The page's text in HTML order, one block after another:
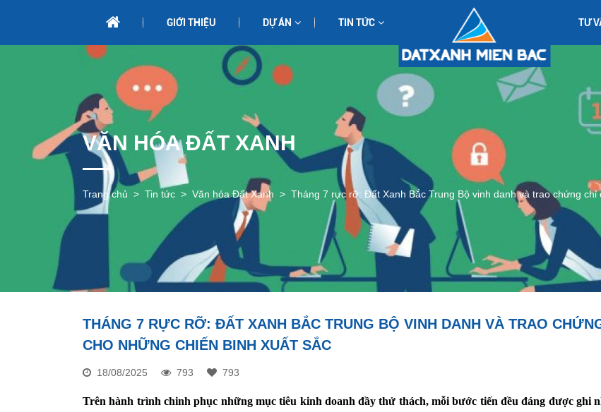
GIỚI THIỆU DỰ ÁN TIN TỨC TƯ
VĂN HÓA ĐẤT XANH
Trang chủ Tin tức Văn hóa Đất Xanh Tháng 7 rực rỡ: Đất Xanh Bắc Trung Bộ vinh danh và trao chứng
THÁNG 7 RỰC RỠ: ĐẤT XANH BẮC TRUNG BỘ VINH DANH VÀ TRAO
CHO NHỮNG CHIẾN BINH XUẤT SẮC
18/08/2025 793 793
Trên hành trình chinh phục những mục tiêu kinh doanh đầy thử thách, mỗi bước tiến đều đáng được ghi